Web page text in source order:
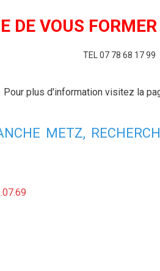
Aucune note. Soyez le premier à
DE VOUS
TEL 07 78 68 17 99
Pour plus d'information visitez la
METZ,